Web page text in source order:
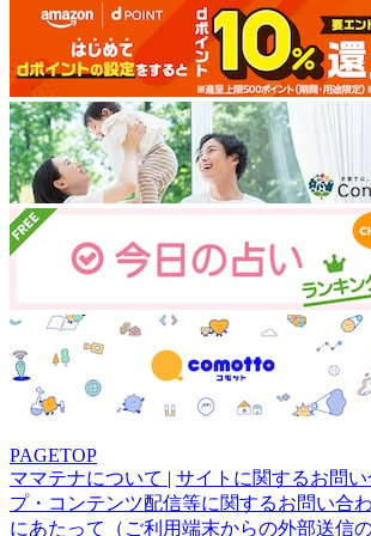
PAGETOP
ママテナについて | サイトに関するお問
プ・コンテンツ配信等に関するお問い合
にあたって（ご利用端末からの外部送信